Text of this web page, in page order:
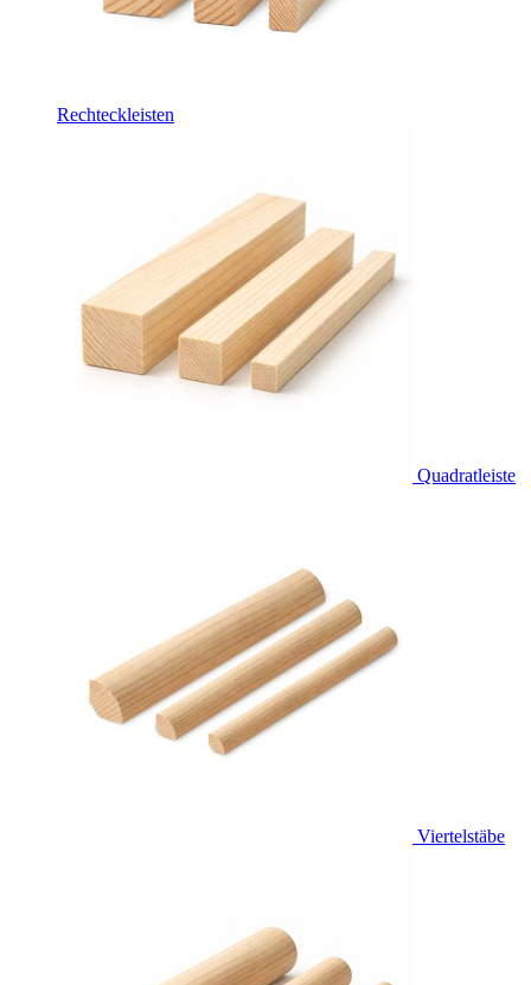
Rechteckleisten
Quadratleiste
Viertelstäbe